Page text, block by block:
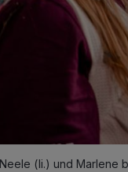
Neele (li.) und Marlene